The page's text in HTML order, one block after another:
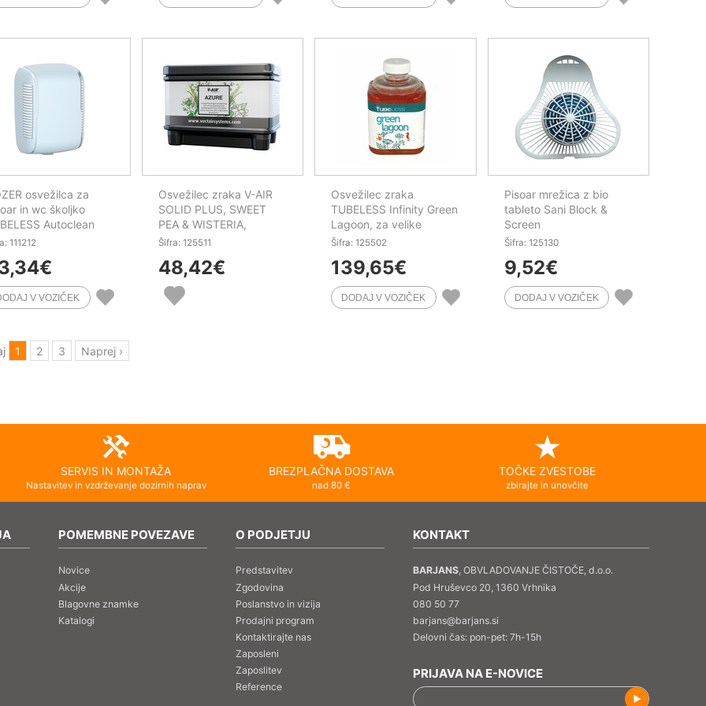
osvežilca za
in wc školjko
Autoclean
avtomatski
111212
€
Osvežilec zraka V-AIR
SOLID PLUS, SWEET
PEA & WISTERIA,
keramična kocka, za
Šifra: 125511
48,42€
Osvežilec zraka
TUBELESS Infinity Green
Lagoon, za velike
prostore, za dozer, 500
Šifra: 125502
139,65€
Pisoar mrežica z bio
tableto Sani Block &
Screen
Šifra: 125130
9,52€
1 2 3 Naprej ›
SERVIS IN MONTAŽA
Nastavitev in vzdrževanje dozirnih naprav
BREZPLAČNA DOSTAVA
nad 80 €
TOČKE ZVESTOBE
zbirajte in unovčite
POMEMBNE POVEZAVE
Novice
Akcije
Blagovne znamke
Katalogi
O PODJETJU
Predstavitev
Zgodovina
Poslanstvo in vizija
Prodajni program
Kontaktirajte nas
Zaposleni
Zaposlitev
Reference
KONTAKT
BARJANS, OBVLADOVANJE ČISTOČE, d.o.o.
Pod Hruševco 20, 1360 Vrhnika
080 50 77
barjans@barjans.si
Delovni čas: pon-pet: 7h-15h
PRIJAVA NA E-NOVICE